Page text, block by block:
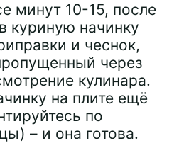
минут 10-15, после
куриную начинку
и чеснок,
через
кулинара.
на плите ещё
по
– и она готова.